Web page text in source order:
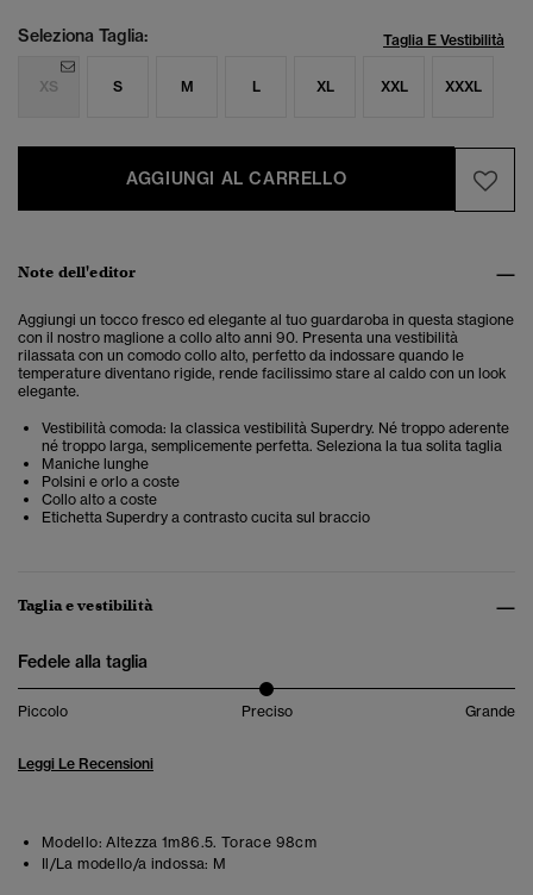
Seleziona Taglia: Taglia E Vestibilità
XS S M L XL XXL XXXL
AGGIUNGI AL CARRELLO
Note dell'editor
Aggiungi un tocco fresco ed elegante al tuo guardaroba in questa stagione
con il nostro maglione a collo alto anni 90. Presenta una vestibilità
rilassata con un comodo collo alto, perfetto da indossare quando le
temperature diventano rigide, rende facilissimo stare al caldo con un look
elegante.
Vestibilità comoda: la classica vestibilità Superdry. Né troppo aderente
né troppo larga, semplicemente perfetta. Seleziona la tua solita taglia
Maniche lunghe
Polsini e orlo a coste
Collo alto a coste
Etichetta Superdry a contrasto cucita sul braccio
Taglia e vestibilità
Fedele alla taglia
Piccolo Preciso Grande
Leggi Le Recensioni
Modello: Altezza 1m86.5. Torace 98cm
Il/La modello/a indossa: M